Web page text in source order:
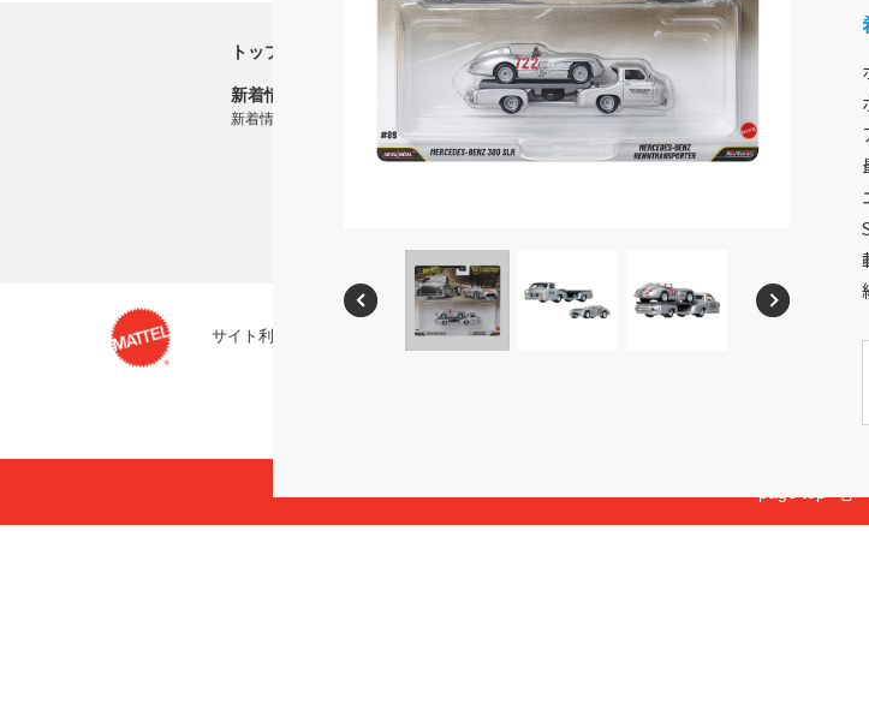
トップ
新着情報
新着情報一覧
商品紹介
バービー
フィッシャープライス
きかんしゃトーマス
ホットウィール
メガブロック
企業
社会
アク
サイト利用条件 プライバシーポリシー